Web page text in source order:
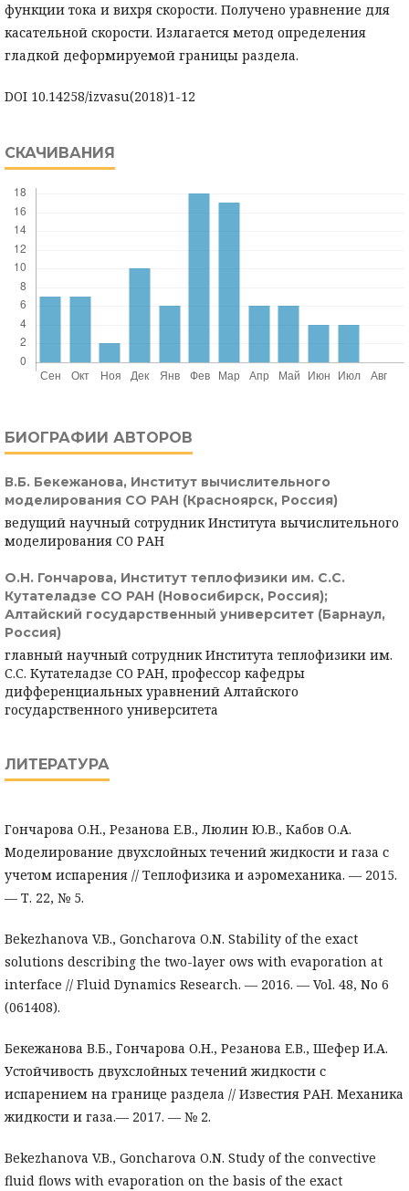
функции тока и вихря скорости. Получено уравнение для
касательной скорости. Излагается метод определения
гладкой деформируемой границы раздела.
DOI 10.14258/izvasu(2018)1-12
СКАЧИВАНИЯ
БИОГРАФИИ АВТОРОВ
В.Б. Бекежанова, Институт вычислительного
моделирования СО РАН (Красноярск, Россия)
ведущий научный сотрудник Института вычислительного
моделирования СО РАН
О.Н. Гончарова, Институт теплофизики им. С.С.
Кутателадзе СО РАН (Новосибирск, Россия);
Алтайский государственный университет (Барнаул,
Россия)
главный научный сотрудник Института теплофизики им.
С.С. Кутателадзе СО РАН, профессор кафедры
дифференциальных уравнений Алтайского
государственного университета
ЛИТЕРАТУРА
Гончарова О.Н., Резанова Е.В., Люлин Ю.В., Кабов О.А.
Моделирование двухслойных течений жидкости и газа с
учетом испарения // Теплофизика и аэромеханика. — 2015.
— Т. 22, № 5.
Bekezhanova V.B., Goncharova O.N. Stability of the exact
solutions describing the two-layer ows with evaporation at
interface // Fluid Dynamics Research. — 2016. — Vol. 48, No 6
(061408).
Бекежанова В.Б., Гончарова О.Н., Резанова Е.В., Шефер И.А.
Устойчивость двухслойных течений жидкости с
испарением на границе раздела // Известия РАН. Механика
жидкости и газа.— 2017. — № 2.
Bekezhanova V.B., Goncharova O.N. Study of the convective
fluid flows with evaporation on the basis of the exact